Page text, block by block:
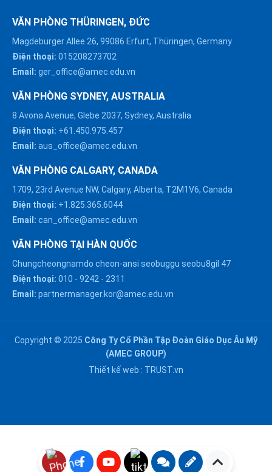
VĂN PHÒNG THÜRINGEN, ĐỨC
Magdeburger Allee 26, 99086 Erfurt, Thüringen, Germany
Điện thoại: 015208273702
Email: ger_office@amec.edu.vn
VĂN PHÒNG SYDNEY, AUSTRALIA
8 Avona Avenue, Glebe 2037, Sydney, Australia
Điện thoại: +61.450.975.457
Email: aus_office@amec.edu.vn
VĂN PHÒNG CALGARY, CANADA
1709, 23rd Avenue NW, Calgary, Alberta, T2M1V6, Canada
Điện thoại: +1.825.365.6044
Email: can_office@amec.edu.vn
VĂN PHÒNG TẠI HÀN QUỐC
Chungcheongnamdo cheon-ansi seobuggu seobu8gil 47
Điện thoại: 010 - 9242 - 2311
Email: partnermanager.kor@amec.edu.vn
Copyright © 2025 Công Ty Cổ Phần Tập Đoàn Giáo Dục Âu Mỹ
(AMEC GROUP)
Thiết kế web : TRUST.vn
HÀ NỘI :
0914863466
ĐÀ NẴNG :
0916082128
HỒ CHÍ MINH :
0911002551
Chat với chúng tôi trên
Zalo